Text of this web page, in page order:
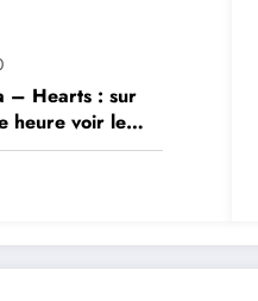
– Hearts : sur
heure voir le